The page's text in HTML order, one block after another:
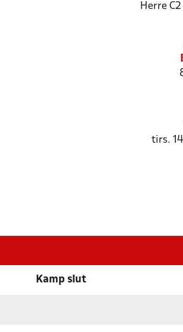
Herre
tirs.
Kamp slut